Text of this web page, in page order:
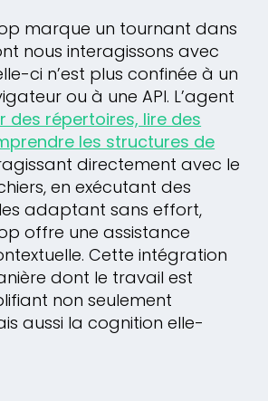
marque un tournant dans
nous interagissons avec
ci n’est plus confinée à un
ou à une API. L’agent
des répertoires, lire des
les structures de
directement avec le
en exécutant des
adaptant sans effort,
offre une assistance
Cette intégration
dont le travail est
non seulement
aussi la cognition elle-